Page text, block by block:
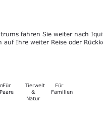
fahren Sie weiter nach
auf Ihre weiter Reise oder
Für
Paare
Tierwelt
&
Natur
Für
Familien